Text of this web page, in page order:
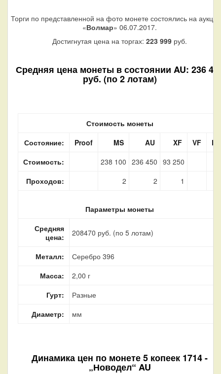
Торги по представленной на фото монете состоялись на
«Волмар» 06.07.2017.
Достигнутая цена на торгах: 223 999 руб.
Средняя цена монеты в состоянии AU: 236
руб. (по 2 лотам)
Стоимость монеты
Состояние:
Proof MS AU XF VF
F
Стоимость:
238 100 236 450 93 250
Проходов:
2 2 1
Параметры монеты
Средняя
цена:
208470 руб. (по 5 лотам)
Металл:
Серебро 396
Масса:
2,00 г
Гурт:
Разные
Диаметр:
мм
Динамика цен по монете5 копеек 1714 -
„Новодел“ AU